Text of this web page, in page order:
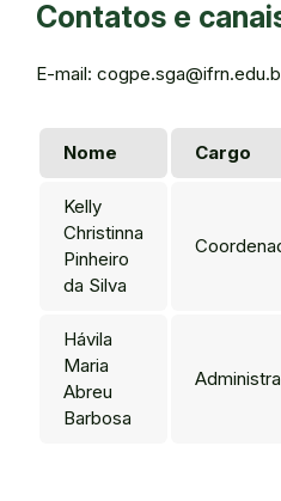
Contatos e
E-mail:
Nome Cargo
Kelly
Christinna
Pinheiro
da Silva
Hávila
Maria
Abreu
Barbosa